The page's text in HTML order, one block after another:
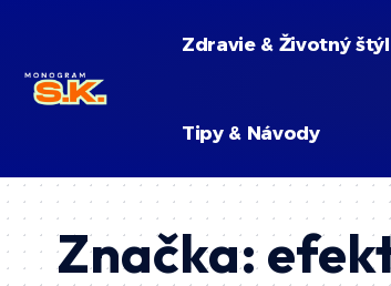
Zdravie & Životný štýl
Tipy & Návody
Značka: